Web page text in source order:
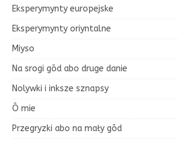
Eksperymynty europejske
Eksperymynty oriyntalne
Miyso
Na srogi gōd abo druge danie
Nolywki i inksze sznapsy
Ō mie
Przegryzki abo na mały gōd